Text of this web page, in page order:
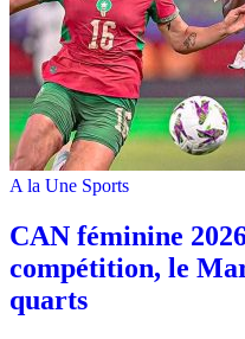
A la Une Sports
‎CAN féminine
compétition, le
quarts